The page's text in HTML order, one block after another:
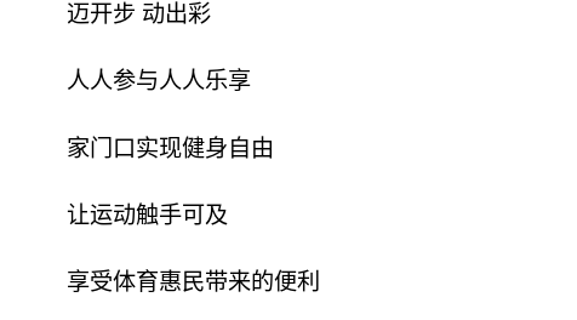
迈开步 动出彩
人人参与人人乐享
家门口实现健身自由
让运动触手可及
享受体育惠民带来的便利